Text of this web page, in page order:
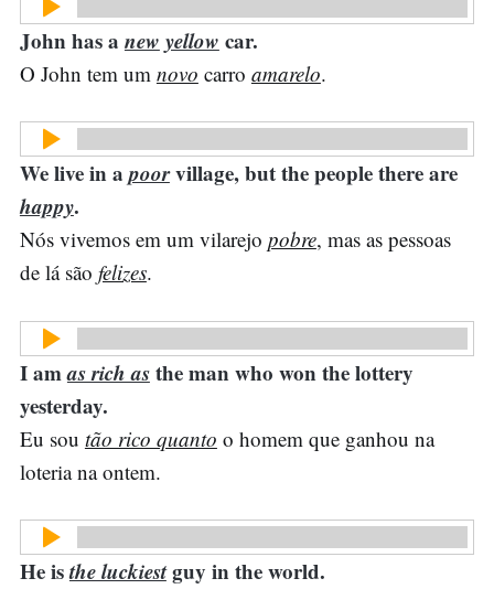
John has a new yellow car.
O John tem um novo carro amarelo.
We live in apoorvillage, but the people there are
happy.
Nós vivemos em um vilarejo pobre, mas as pessoas
de lá são felizes.
I amas rich asthe man who won the lottery
yesterday.
Eu sou tão rico quanto o homem que ganhou na
loteria na ontem.
He isthe luckiestguy in the world.